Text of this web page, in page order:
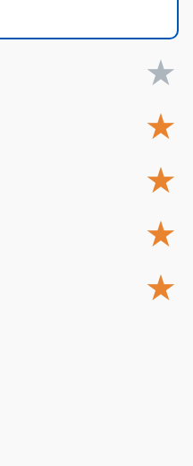
★
★
★
★
★